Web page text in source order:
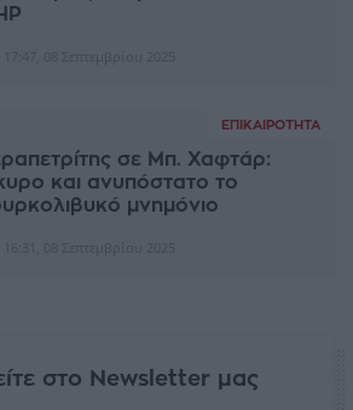
ΕΠΙΚΑΙΡΌΤΗΤΑ
σε Μπ. Χαφτάρ:
και ανυπόστατο το
μνημόνιο
στο Newsletter μας